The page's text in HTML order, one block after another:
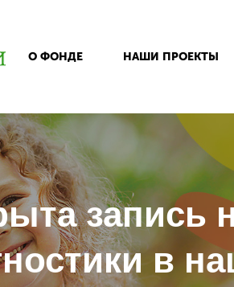
О ФОНДЕ НАШИ ПРОЕКТЫ
запись
в